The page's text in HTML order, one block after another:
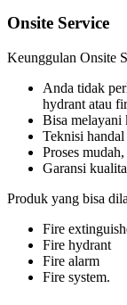
Onsite Service
Keunggulan Onsite
Anda tidak
hydrant atau
Bisa melayani
Teknisi
Proses
Garansi
Produk yang bisa
Fire
Fire hydrant
Fire alarm
Fire system.